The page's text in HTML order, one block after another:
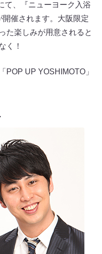
て、『ニューヨーク入浴
催されます。大阪限定
た楽しみが用意されると
く！
POP UP YOSHIMOTO」